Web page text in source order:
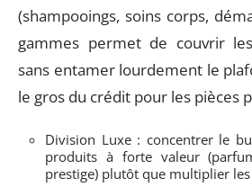
(shampooings, soins corps,
gammes permet de couvrir
sans entamer lourdement le
le gros du crédit pour les pièces
Division Luxe : concentrer le
produits à forte valeur
prestige) plutôt que multiplier